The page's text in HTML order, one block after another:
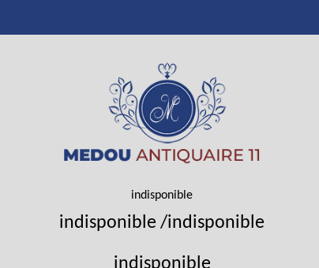
indisponible
indisponible /indisponible
indisponible